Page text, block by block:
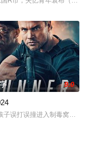
天，大卫被神秘团伙绑
9.0
子误打误撞进入制毒窝点被绑